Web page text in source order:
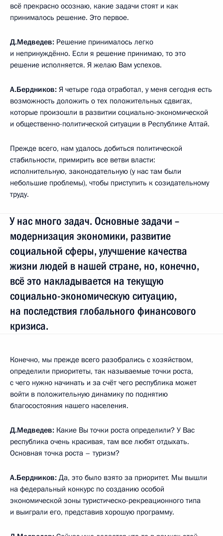
всё прекрасно осознаю, какие задачи стоят и как
принималось решение. Это первое.
Д.Медведев: Решение принималось легко
и непринуждённо. Если я решение принимаю, то это
решение исполняется. Я желаю Вам успехов.
А.Бердников: Я четыре года отработал, у меня сегодня есть
возможность доложить о тех положительных сдвигах,
которые произошли в развитии социально-экономической
и общественно-политической ситуации в Республике Алтай.
Прежде всего, нам удалось добиться политической
стабильности, примирить все ветви власти:
исполнительную, законодательную (у нас там были
небольшие проблемы), чтобы приступить к созидательному
труду.
У нас много задач. Основные задачи –
модернизация экономики, развитие
социальной сферы, улучшение качества
жизни людей в нашей стране, но, конечно,
всё это накладывается на текущую
социально-экономическую ситуацию,
на последствия глобального финансового
кризиса.
Конечно, мы прежде всего разобрались с хозяйством,
определили приоритеты, так называемые точки роста,
с чего нужно начинать и за счёт чего республика может
войти в положительную динамику по поднятию
благосостояния нашего населения.
Д.Медведев: Какие Вы точки роста определили? У Вас
республика очень красивая, там все любят отдыхать.
Основная точка роста – туризм?
А.Бердников: Да, это было взято за приоритет. Мы вышли
на федеральный конкурс по созданию особой
экономической зоны туристическо-рекреационного типа
и выиграли его, представив хорошую программу.